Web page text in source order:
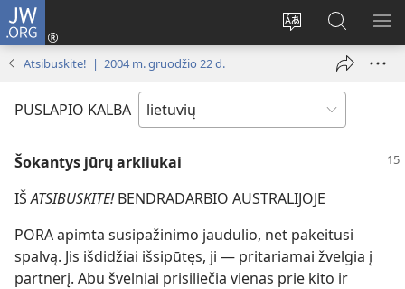
JW.ORG
Pakeisti
svetainės
Prisijungti
(atsiveria Paieška
svetainėje
JW.ORG
Atsibuskite! | 2004 m. gruodžio 22 d.
PUSLAPIO KALBA
Šokantys jūrų arkliukai
IŠATSIBUSKITE!BENDRADARBIO AUSTRALIJOJE
PORA apimta susipažinimo jaudulio, net pakeitusi
spalvą. Jis išdidžiai išsipūtęs, ji — pritariamai žvelgia į
partnerį. Abu švelniai prisiliečia vienas prie kito ir